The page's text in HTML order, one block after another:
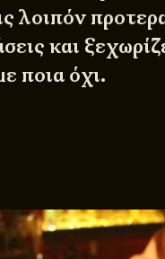
λοιπόν
και
ποια όχι.